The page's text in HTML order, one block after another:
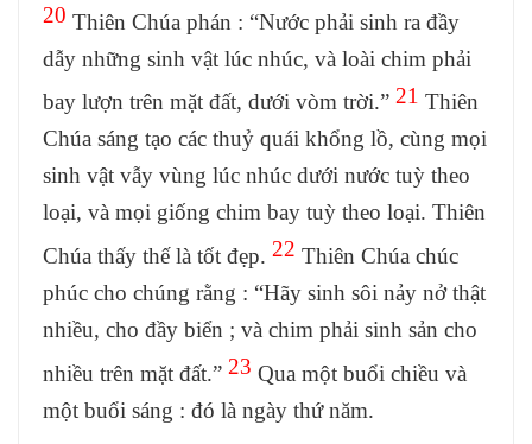
20 Thiên Chúa phán : “Nước phải sinh ra đầy
dẫy những sinh vật lúc nhúc, và loài chim phải
bay lượn trên mặt đất, dưới vòm trời.” 21 Thiên
Chúa sáng tạo các thuỷ quái khổng lồ, cùng mọi
sinh vật vẫy vùng lúc nhúc dưới nước tuỳ theo
loại, và mọi giống chim bay tuỳ theo loại. Thiên
Chúa thấy thế là tốt đẹp. 22 Thiên Chúa chúc
phúc cho chúng rằng : “Hãy sinh sôi nảy nở thật
nhiều, cho đầy biển ; và chim phải sinh sản cho
nhiều trên mặt đất.” 23 Qua một buổi chiều và
một buổi sáng : đó là ngày thứ năm.